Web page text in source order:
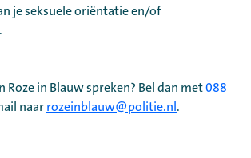
je seksuele oriëntatie en/of
Roze in Blauw spreken? Bel dan met088
naar rozeinblauw@politie.nl .